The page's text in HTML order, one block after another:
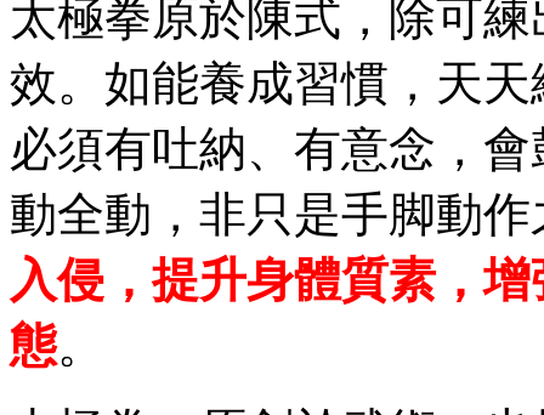
太極拳原於陳式，除可
效。如能養成習慣，天
必須有吐納、有意念，
動全動，非只是手脚動
入侵，提升身體質素，
態。